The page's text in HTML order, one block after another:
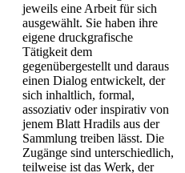
jeweils eine Arbeit für sich
ausgewählt. Sie haben ihre
eigene druckgrafische
Tätigkeit dem
gegenübergestellt und daraus
einen Dialog entwickelt, der
sich inhaltlich, formal,
assoziativ oder inspirativ von
jenem Blatt Hradils aus der
Sammlung treiben lässt. Die
Zugänge sind unterschiedlich,
teilweise ist das Werk, der